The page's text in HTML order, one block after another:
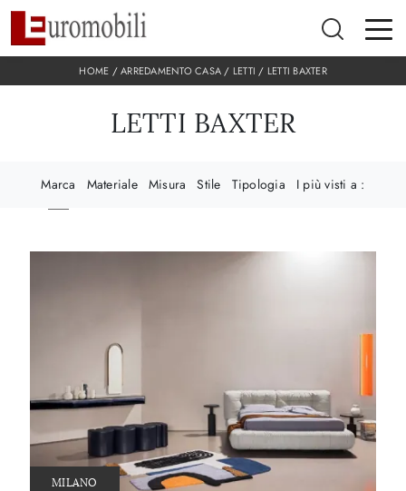
HOME /ARREDAMENTO CASA / LETTI / LETTI BAXTER
LETTI BAXTER
Marca Materiale Misura Stile Tipologia I più visti a :
MILANO